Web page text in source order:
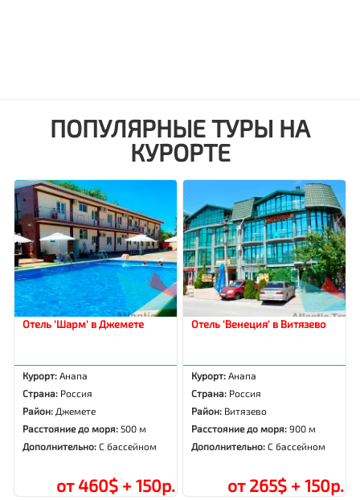
ПОПУЛЯРНЫЕ ТУРЫ НА
КУРОРТЕ
Отель 'Шарм' в Джемете
Курорт:Анапа
Страна: Россия
Район: Джемете
Расстояние до моря: 500 м
Дополнительно:С бассейном
от 460$ + 150р.
Отель 'Венеция' в Витязево
Курорт:Анапа
Страна: Россия
Район: Витязево
Расстояние до моря:900 м
Дополнительно:С бассейном
от 265$ + 150р.